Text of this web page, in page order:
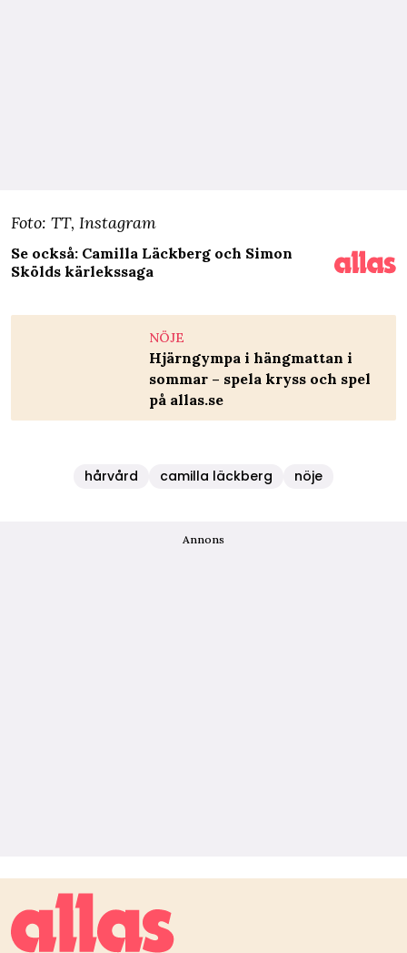
Foto: TT, Instagram
Se också: Camilla Läckberg och Simon
Skölds kärlekssaga
NÖJE
Hjärngympa i hängmattan i
sommar – spela kryss och spel
på allas.se
hårvård camilla läckberg nöje
Annons